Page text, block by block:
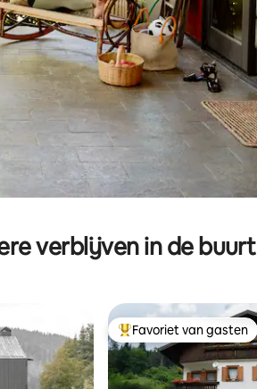
verblijven in de buurt
Topfavoriet van gasten
Favoriet van gasten